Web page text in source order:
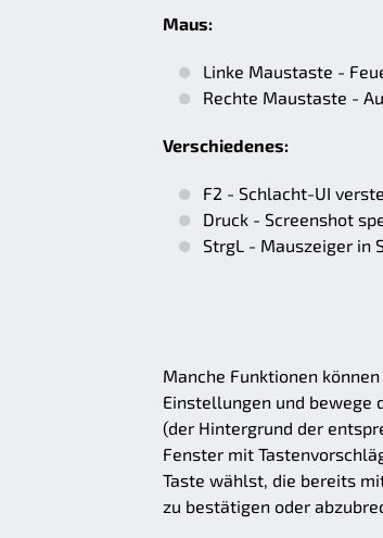
Maus:
Linke Maustaste -
Rechte Maustaste -
Verschiedenes:
F2 - Schlacht-UI
Druck - Screenshot
StrgL - Mauszeiger in
Manche Funktionen
Einstellungen und bewege
(der Hintergrund der
Fenster mit
Taste wählst, die bereits
zu bestätigen oder